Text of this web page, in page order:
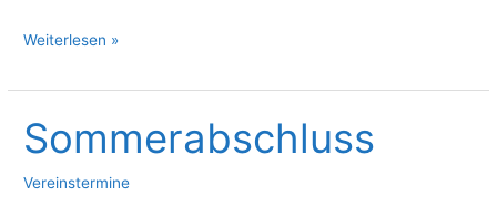
TF
Ausflug
2025…
Weiterlesen »
Sommerabschluss
Vereinstermine